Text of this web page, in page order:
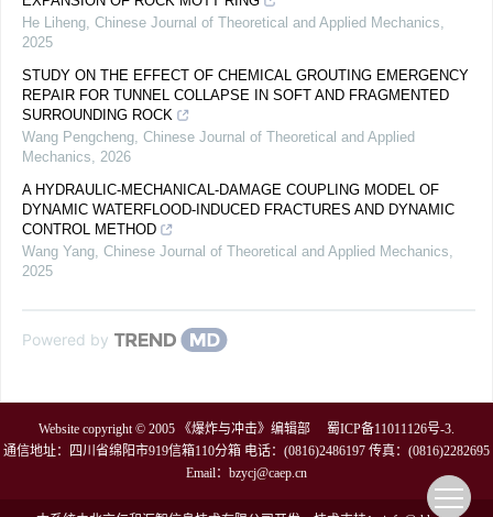
He Liheng, Chinese Journal of Theoretical and Applied Mechanics,
2025
STUDY ON THE EFFECT OF CHEMICAL GROUTING EMERGENCY
REPAIR FOR TUNNEL COLLAPSE IN SOFT AND FRAGMENTED
SURROUNDING ROCK
Wang Pengcheng, Chinese Journal of Theoretical and Applied
Mechanics, 2026
A HYDRAULIC-MECHANICAL-DAMAGE COUPLING MODEL OF
DYNAMIC WATERFLOOD-INDUCED FRACTURES AND DYNAMIC
CONTROL METHOD
Wang Yang, Chinese Journal of Theoretical and Applied Mechanics,
2025
Powered by
Website copyright © 2005 《爆炸与冲击》编辑部 蜀ICP备11011126号-3.
通信地址：四川省绵阳市919信箱110分箱 电话：(0816)2486197 传真：(0816)2282695
Email： bzycj@caep.cn